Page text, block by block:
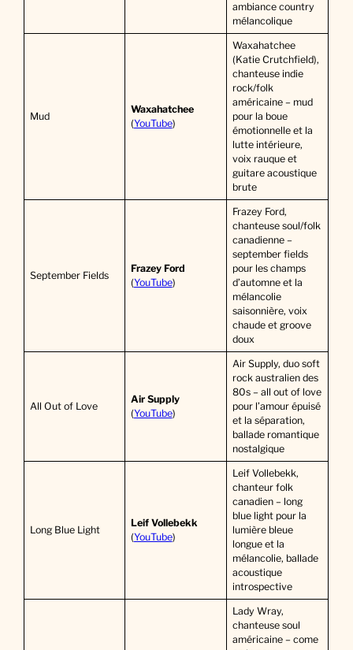
ambiance country
mélancolique
Mud
Waxahatchee
(YouTube)
Waxahatchee
(Katie Crutchfield),
chanteuse indie
rock/folk
américaine – mud
pour la boue
émotionnelle et la
lutte intérieure,
voix rauque et
guitare acoustique
brute
September Fields
Frazey Ford
(YouTube)
Frazey Ford,
chanteuse soul/folk
canadienne –
september fields
pour les champs
d’automne et la
mélancolie
saisonnière, voix
chaude et groove
doux
All Out of Love
Air Supply
(YouTube)
Air Supply, duo soft
rock australien des
80s – all out of love
pour l’amour épuisé
et la séparation,
ballade romantique
nostalgique
Long Blue Light
Leif Vollebekk
(YouTube)
Leif Vollebekk,
chanteur folk
canadien – long
blue light pour la
lumière bleue
longue et la
mélancolie, ballade
acoustique
introspective
Lady Wray,
chanteuse soul
américaine – come